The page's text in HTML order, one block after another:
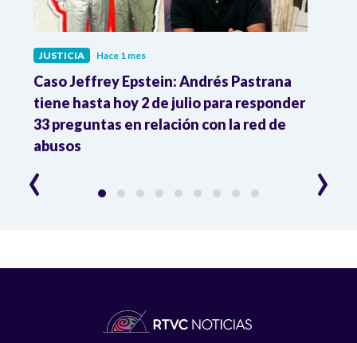
JUSTICIA Hace 1 mes
Caso Jeffrey Epstein: Andrés Pastrana
tiene hasta hoy 2 de julio para responder
33 preguntas en relación con la red de
abusos
‹ ›